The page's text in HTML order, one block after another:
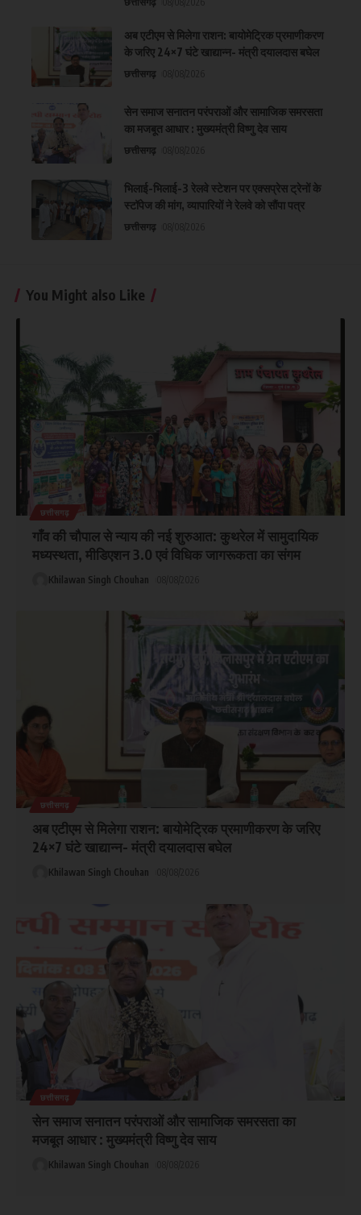
अब एटीएम से मिलेगा राशन: बायोमेट्रिक प्रमाणीकरण
के जरिए 24×7 घंटे खाद्यान्न- मंत्री दयालदास बघेल
छत्तीसगढ़
सेन समाज सनातन परंपराओं और सामाजिक समरसता
का मजबूत आधार : मुख्यमंत्री विष्णु देव साय
छत्तीसगढ़
भिलाई-भिलाई-3 रेलवे स्टेशन पर एक्सप्रेस ट्रेनों के
स्टॉपेज की मांग, व्यापारियों ने रेलवे को सौंपा पत्र
छत्तीसगढ़
You Might also Like
छत्तीसगढ़
गाँव की चौपाल से न्याय की नई शुरुआत: कुथरेल में सामुदायिक
मध्यस्थता, मीडिएशन 3.0 एवं विधिक जागरूकता का संगम
Khilawan Singh Chouhan
छत्तीसगढ़
अब एटीएम से मिलेगा राशन: बायोमेट्रिक प्रमाणीकरण के जरिए
24×7 घंटे खाद्यान्न- मंत्री दयालदास बघेल
Khilawan Singh Chouhan
छत्तीसगढ़
सेन समाज सनातन परंपराओं और सामाजिक समरसता का
मजबूत आधार : मुख्यमंत्री विष्णु देव साय
Khilawan Singh Chouhan